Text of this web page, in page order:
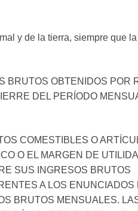
y de la tierra, siempre que la
BRUTOS OBTENIDOS POR
DEL PERÍODO
COMESTIBLES O
O EL MARGEN DE
SUS INGRESOS BRUTOS
A LOS ENUNCIADOS
BRUTOS MENSUALES.